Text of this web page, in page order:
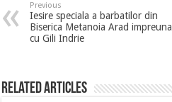
Previous
Iesire speciala a barbatilor din
Biserica Metanoia Arad impreuna
cu Gili Indrie
Related Articles